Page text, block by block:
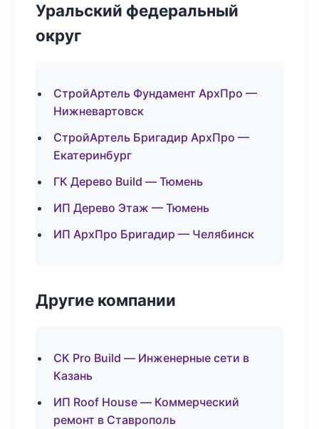
Уральский федеральный
округ
СтройАртель Фундамент АрхПро —
Нижневартовск
СтройАртель Бригадир АрхПро —
Екатеринбург
ГК Дерево Build — Тюмень
ИП Дерево Этаж — Тюмень
ИП АрхПро Бригадир — Челябинск
Другие компании
СК Pro Build — Инженерные сети в
Казань
ИП Roof House — Коммерческий
ремонт в Ставрополь